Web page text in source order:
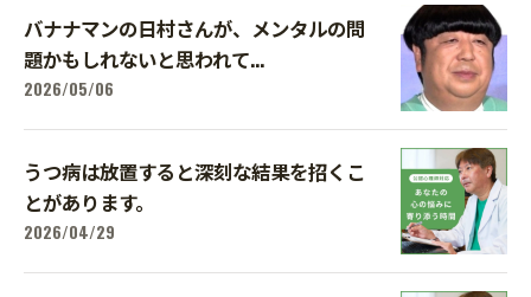
バナナマンの日村さんが、メンタルの問
題かもしれないと思われて...
2026/05/06
うつ病は放置すると深刻な結果を招くこ
とがあります。
2026/04/29